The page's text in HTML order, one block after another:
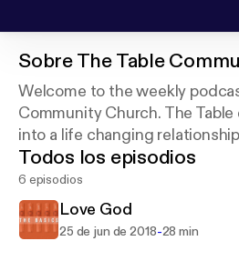
SobreThe Table
Welcome to the weekly
Community Church. The
into a life changing
To learn more visit our website
Todos los episodios
6 episodios
Love God
25 de jun de 2018-28 min